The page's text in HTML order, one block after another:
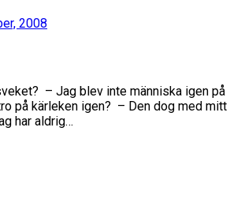
2008
– Jag blev inte människa igen på
på kärleken igen? – Den dog med mitt
har aldrig…